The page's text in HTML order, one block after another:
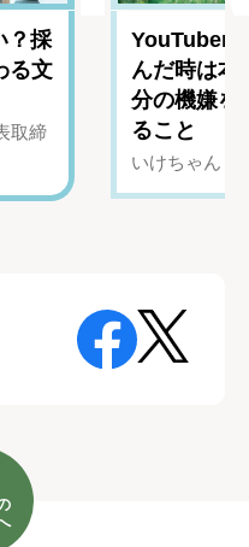
？採
る文
取締
YouTuber
んだ時は
分の機嫌を
ること
いけちゃん（